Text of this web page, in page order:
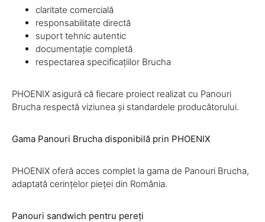
claritate comercială
responsabilitate directă
suport tehnic autentic
documentație completă
respectarea specificațiilor Brucha
PHOENIX asigură că fiecare proiect realizat cu Panouri
Brucha respectă viziunea și standardele producătorului.
Gama Panouri Brucha disponibilă prin PHOENIX
PHOENIX oferă acces complet la gama de Panouri Brucha,
adaptată cerințelor pieței din România.
Panouri sandwich pentru pereți